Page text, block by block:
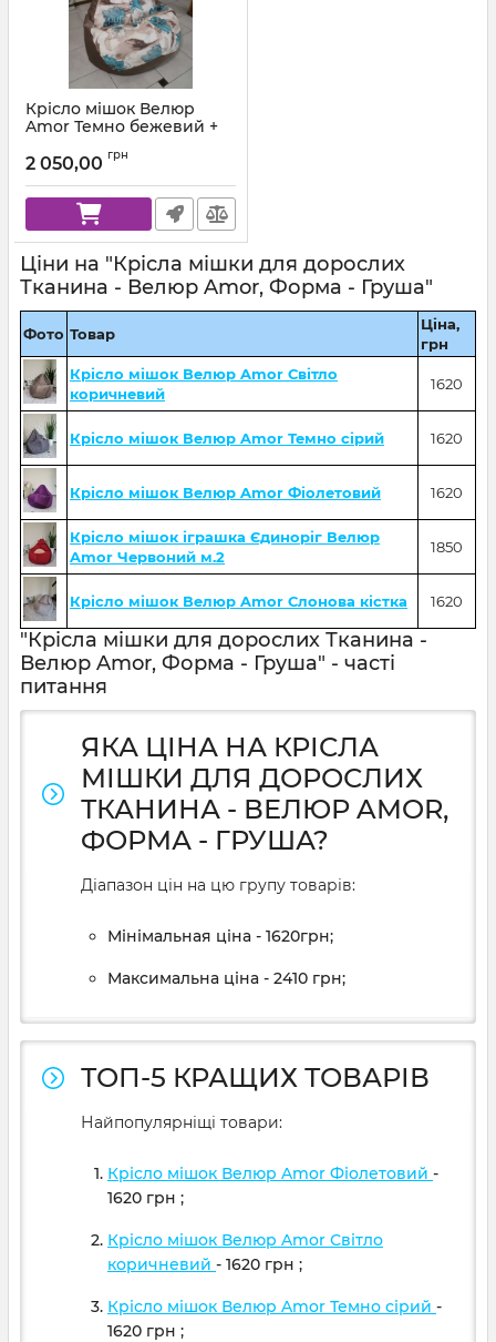
Крісло мішок Велюр
Amor Темно бежевий +
2 050,00 грн
Ціни на "Крісла мішки для дорослих
Тканина - Велюр Amor, Форма - Груша"
Фото Товар
Ціна,
грн
Крісло мішок Велюр Amor Світло
коричневий
1620
Крісло мішок Велюр Amor Темно сірий 1620
Крісло мішок Велюр Amor Фіолетовий 1620
Крісло мішок іграшка Єдиноріг Велюр
Amor Червоний м.2
1850
Крісло мішок Велюр Amor Слонова кістка 1620
"Крісла мішки для дорослих Тканина -
Велюр Amor, Форма - Груша" - часті
питання
ЯКА ЦІНА НА КРІСЛА
МІШКИ ДЛЯ ДОРОСЛИХ
ТКАНИНА - ВЕЛЮР AMOR,
ФОРМА - ГРУША?
Діапазон цін на цю групу товарів:
Мінімальная ціна - 1620грн;
Максимальна ціна - 2410 грн;
ТОП-5 КРАЩИХ ТОВАРІВ
Найпопулярніщі товари:
Крісло мішок Велюр Amor Фіолетовий -
1620 грн ;
Крісло мішок Велюр Amor Світло
коричневий - 1620 грн ;
Крісло мішок Велюр Amor Темно сірий -
1620 грн ;